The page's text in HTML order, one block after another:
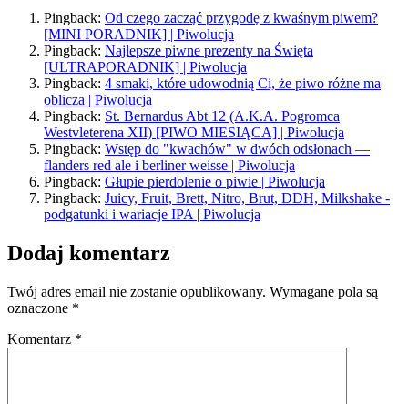
Pingback: Od czego zacząć przygodę z kwaśnym piwem?
[MINI PORADNIK] | Piwolucja
Pingback: Najlepsze piwne prezenty na Święta
[ULTRAPORADNIK] | Piwolucja
Pingback: 4 smaki, które udowodnią Ci, że piwo różne ma
oblicza | Piwolucja
Pingback: St. Bernardus Abt 12 (A.K.A. Pogromca
Westvleterena XII) [PIWO MIESIĄCA] | Piwolucja
Pingback: Wstęp do "kwachów" w dwóch odsłonach —
flanders red ale i berliner weisse | Piwolucja
Pingback: Głupie pierdolenie o piwie | Piwolucja
Pingback: Juicy, Fruit, Brett, Nitro, Brut, DDH, Milkshake -
podgatunki i wariacje IPA | Piwolucja
Dodaj komentarz
Twój adres email nie zostanie opublikowany. Wymagane pola są
oznaczone *
Komentarz *